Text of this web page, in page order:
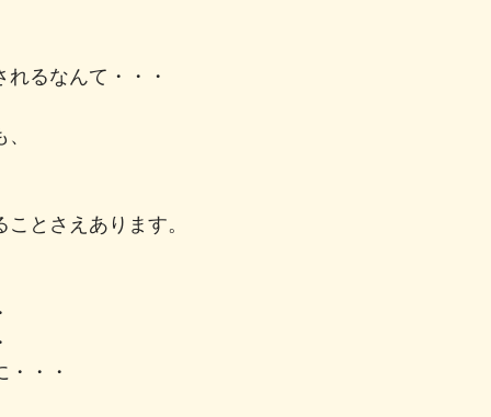
るなんて・・・
とさえあります。
・・